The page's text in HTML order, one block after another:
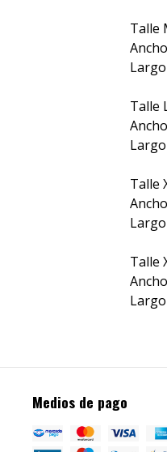
Talle
Talle
Talle
Talle
Medios de pago